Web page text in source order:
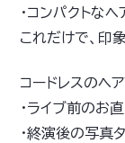
・コンパクトな
これだけで、印
コードレスのヘ
・ライブ前のお
・終演後の写真